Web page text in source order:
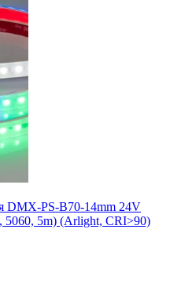
DMX-PS-B70-14mm 24V
5060, 5m) (Arlight, CRI>90)